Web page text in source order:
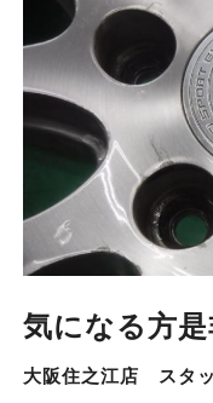
気になる方
大阪住之江店 スタ